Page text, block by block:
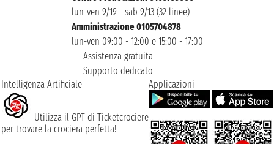
lun-ven 9/19 - sab 9/13 (32 linee)
Amministrazione 0105704878
lun-ven 09:00 - 12:00 e 15:00 - 17:00
Assistenza gratuita
Supporto dedicato
Intelligenza Artificiale
Utilizza il GPT di Ticketcrociere
per trovare la crociera perfetta!
Applicazioni